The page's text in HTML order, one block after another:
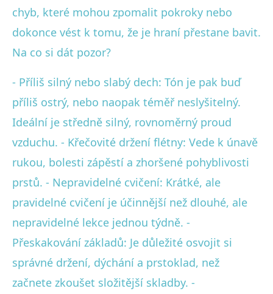
chyb, které mohou zpomalit pokroky nebo
dokonce vést k tomu, že je hraní přestane bavit.
Na co si dát pozor?
- Příliš silný nebo slabý dech: Tón je pak buď
příliš ostrý, nebo naopak téměř neslyšitelný.
Ideální je středně silný, rovnoměrný proud
vzduchu. - Křečovité držení flétny: Vede k únavě
rukou, bolesti zápěstí a zhoršené pohyblivosti
prstů. - Nepravidelné cvičení: Krátké, ale
pravidelné cvičení je účinnější než dlouhé, ale
nepravidelné lekce jednou týdně. -
Přeskakování základů: Je důležité osvojit si
správné držení, dýchání a prstoklad, než
začnete zkoušet složitější skladby. -